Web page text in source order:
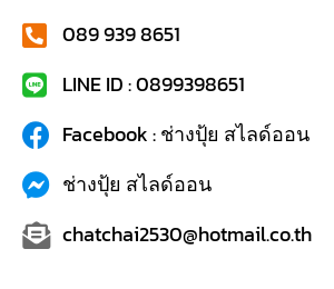
089 939 8651
LINE ID : 0899398651
Facebook : ช่างปุ้ย สไลด์ออน
ช่างปุ้ย สไลด์ออน
chatchai2530@hotmail.co.th